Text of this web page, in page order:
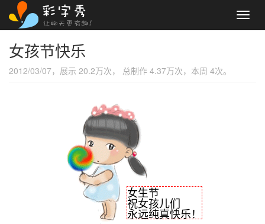
女孩节快乐
2012/03/07，展示 20.2万次， 总制作 4.37万次，本周 4次。
女生节
祝女孩儿们
永远纯真快乐！